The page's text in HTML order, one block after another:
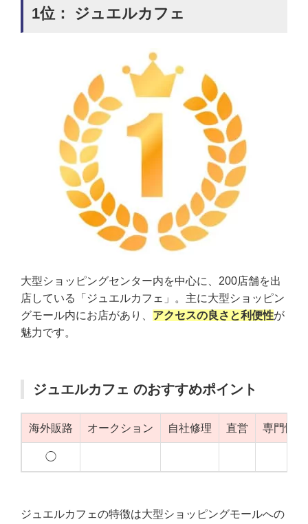
1位： ジュエルカフェ
大型ショッピングセンター内を中心に、200店舗を出
店している「ジュエルカフェ」。主に大型ショッピン
グモール内にお店があり、 アクセスの良さと利便性が
魅力です。
ジュエルカフェ のおすすめポイント
海外販路 オークション 自社修理 直営 専門性
◯
ジュエルカフェの特徴は大型ショッピングモールへの